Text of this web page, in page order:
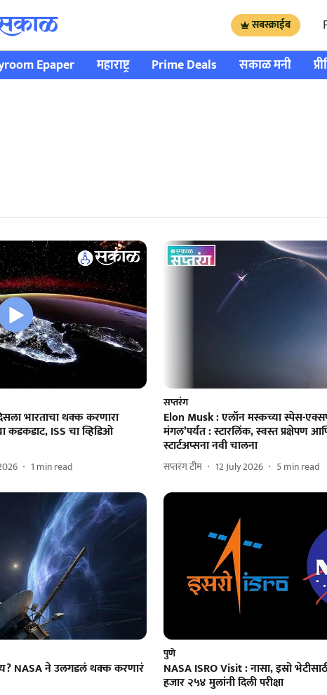
सबस्क्राईब
Epaper महाराष्ट्र Prime Deals सकाळ मनी
भारताचा थक्क करणारा
कडकडाट, ISS चा व्हिडिओ
1 min read
सप्तरंग
Elon Musk : एलॉन मस्कच्या स्पेस-
मंगल’पर्यंत : स्टारलिंक, स्वस्त प्रक्षेपण
स्टार्टअप्सना नवी चालना
सप्तरंग टीम 12 July 2026 5min read
NASA ने उलगडलं थक्क करणारं
पुणे
NASA ISRO Visit : नासा, इस्रो
हजार २५४ मुलांनी दिली परीक्षा